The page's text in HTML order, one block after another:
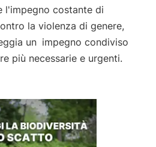
l'impegno costante di
la violenza di genere,
un impegno condiviso
più necessarie e urgenti.